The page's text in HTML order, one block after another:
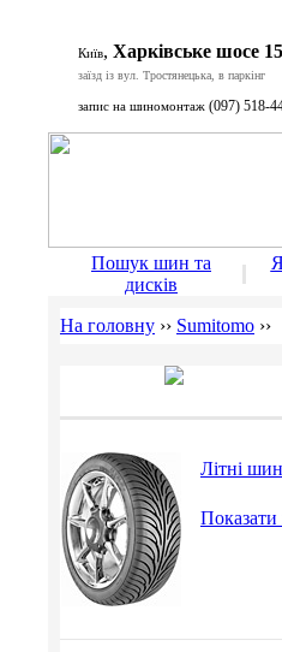
Київ, Харківське шосе
заїзд із вул. Тростянецька, в паркінг
запис на шиномонтаж (097) 518-
Пошук шин та
дисків
На головну ›› Sumitomo ››
Літні
Показати